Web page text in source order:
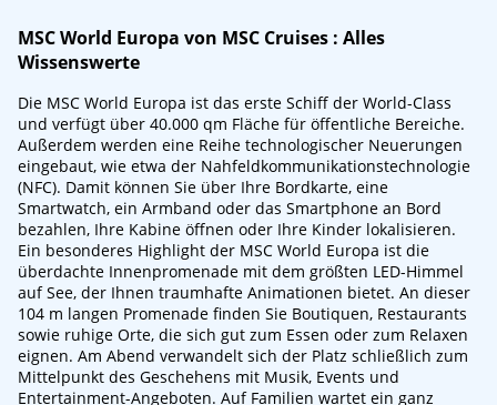
MSC World Europa von MSC Cruises : Alles
Wissenswerte
Die MSC World Europa ist das erste Schiff der World-Class
und verfügt über 40.000 qm Fläche für öffentliche Bereiche.
Außerdem werden eine Reihe technologischer Neuerungen
eingebaut, wie etwa der Nahfeldkommunikationstechnologie
(NFC). Damit können Sie über Ihre Bordkarte, eine
Smartwatch, ein Armband oder das Smartphone an Bord
bezahlen, Ihre Kabine öffnen oder Ihre Kinder lokalisieren.
Ein besonderes Highlight der MSC World Europa ist die
überdachte Innenpromenade mit dem größten LED-Himmel
auf See, der Ihnen traumhafte Animationen bietet. An dieser
104 m langen Promenade finden Sie Boutiquen, Restaurants
sowie ruhige Orte, die sich gut zum Essen oder zum Relaxen
eignen. Am Abend verwandelt sich der Platz schließlich zum
Mittelpunkt des Geschehens mit Musik, Events und
Entertainment-Angeboten. Auf Familien wartet ein ganz